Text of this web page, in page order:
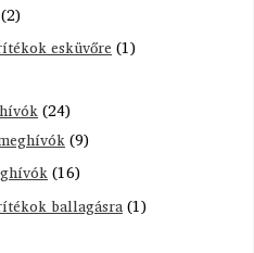
(2)
esküvőre (1)
(24)
(9)
(16)
ballagásra(1)